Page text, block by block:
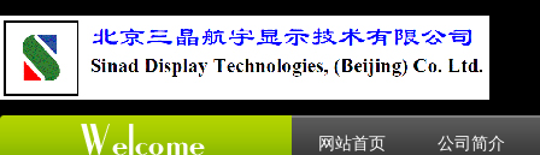
网站首页 公司简介